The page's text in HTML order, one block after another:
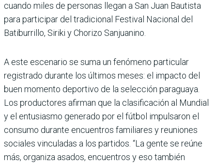
cuando miles de personas llegan a San Juan Bautista
para participar del tradicional Festival Nacional del
Batiburrillo, Siriki y Chorizo Sanjuanino.
A este escenario se suma un fenómeno particular
registrado durante los últimos meses: el impacto del
buen momento deportivo de la selección paraguaya.
Los productores afirman que la clasificación al Mundial
y el entusiasmo generado por el fútbol impulsaron el
consumo durante encuentros familiares y reuniones
sociales vinculadas a los partidos. “La gente se reúne
más, organiza asados, encuentros y eso también